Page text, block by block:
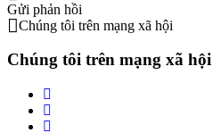
Gửi phản hồi
Chúng tôi trên mạng xã hội
Chúng tôi trên mạng xã hội